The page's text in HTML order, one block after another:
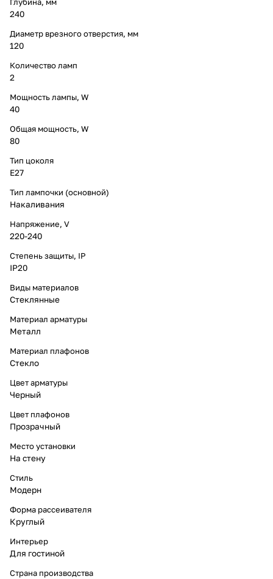
240
Диаметр врезного отверстия, мм
120
Количество ламп
2
Мощность лампы, W
40
Общая мощность, W
80
Тип цоколя
E27
Тип лампочки (основной)
Накаливания
Напряжение, V
220-240
Степень защиты, IP
IP20
Виды материалов
Стеклянные
Материал арматуры
Металл
Материал плафонов
Стекло
Цвет арматуры
Черный
Цвет плафонов
Прозрачный
Место установки
На стену
Стиль
Модерн
Форма рассеивателя
Круглый
Интерьер
Для гостиной
Страна производства